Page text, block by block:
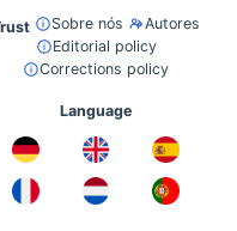
Sobre nós
Autores
Editorial policy
Corrections policy
Language